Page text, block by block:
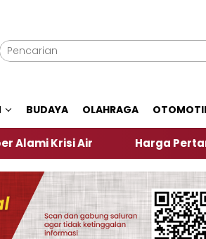
BUDAYA OLAHRAGA
Air Harga Pertamax Turun